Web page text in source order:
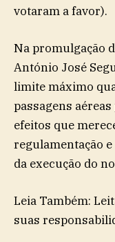
votaram a favor).
Na promulgação
António José
limite máximo
passagens
efeitos que
regulamentação
da execução do
Leia Também:
suas